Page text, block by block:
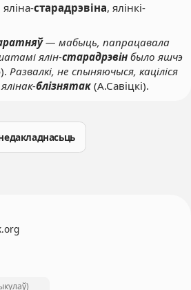
яліна-старадрэвіна, ялінкі-
— мабыць, папрацавала
ялін-старадрэвінбыло яшчэ
Развалкі, не спыняючыся, каціліся
блізнятак (А.Савіцкі).